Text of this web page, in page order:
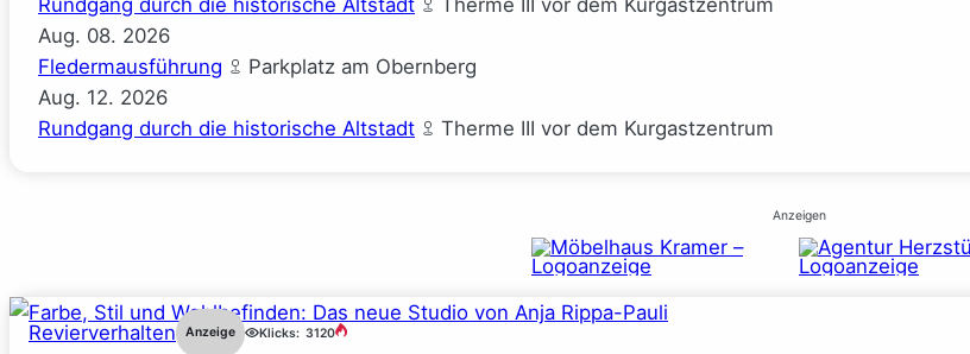
Rundgang durch die historische Altstadt
Therme III vor dem Kurgastzentrum
Aug. 08. 2026
Fledermausführung
Parkplatz am Obernberg
Aug. 12. 2026
Rundgang durch die historische Altstadt
Therme III vor dem Kurgastzentrum
Anzeigen
Revierverhalten Anzeige Klicks: 3120